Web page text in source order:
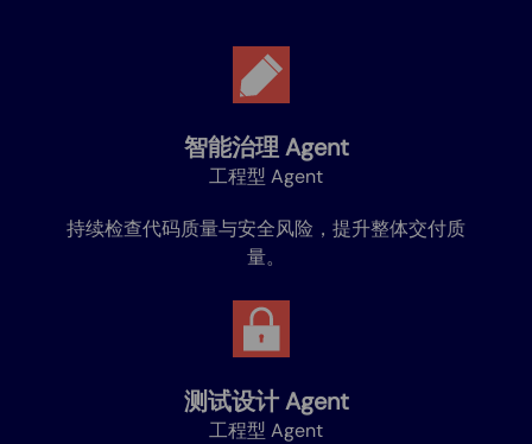
智能治理 Agent
工程型 Agent
持续检查代码质量与安全风险，提升整体交付质
量。
测试设计 Agent
工程型 Agent